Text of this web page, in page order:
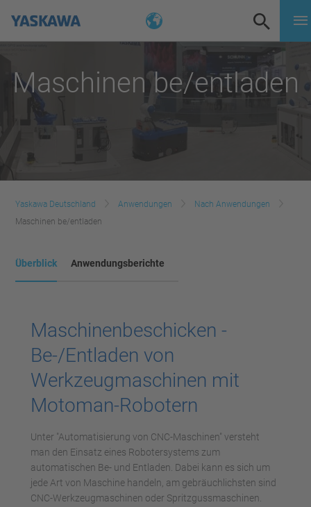
Maschinen be/entladen
Yaskawa Deutschland Anwendungen
Nach Anwendungen
Maschinen be/entladen
Überblick Anwendungsberichte
Maschinenbeschicken -
Be-/Entladen von
Werkzeugmaschinen mit
Motoman-Robotern
Unter "Automatisierung von CNC-Maschinen" versteht
man den Einsatz eines Robotersystems zum
automatischen Be- und Entladen. Dabei kann es sich um
jede Art von Maschine handeln, am gebräuchlichsten sind
CNC-Werkzeugmaschinen oder Spritzgussmaschinen.